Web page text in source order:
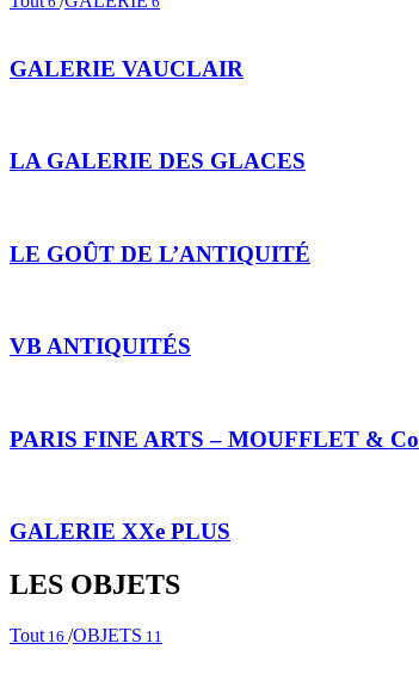
GALERIE VAUCLAIR
LA GALERIE DES GLACES
LE GOÛT DE L’ANTIQUITÉ
VB ANTIQUITÉS
PARIS FINE ARTS – MOUFFLET & Co
GALERIE XXe PLUS
LES OBJETS
Tout16 /OBJETS 11